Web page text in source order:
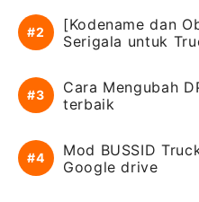
[Kodename dan
Serigala untuk
Cara Mengubah
terbaik
Mod BUSSID
Google drive